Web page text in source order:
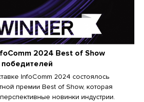
2024 Best of Show
победителей
InfoComm 2024 состоялось
премии Best of Show, которая
новинки индустрии.